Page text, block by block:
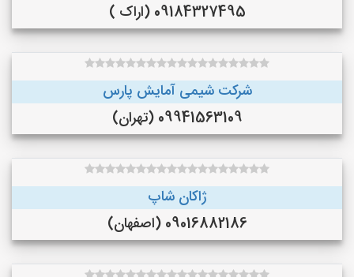
09184327495 (اراک )
شرکت شیمی آمایش پارس
09941563109 (تهران)
ژاکان شاپ
09016882186 (اصفهان)